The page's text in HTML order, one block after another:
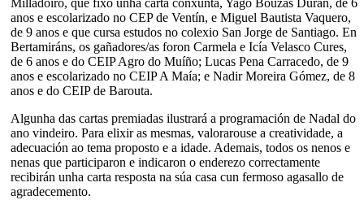
anos e escolarizado no CEP de Ventín, e Miguel Bautista Vaquero,
de 9 anos e que cursa estudos no colexio San Jorge de Santiago. En
Bertamiráns, os gañadores/as foron Carmela e Icía Velasco Cures,
de 6 anos e do CEIP Agro do Muíño; Lucas Pena Carracedo, de 9
anos e escolarizado no CEIP A Maía; e Nadir Moreira Gómez, de 8
anos e do CEIP de Barouta.
Algunha das cartas premiadas ilustrará a programación de Nadal do
ano vindeiro. Para elixir as mesmas, valorarouse a creatividade, a
adecuación ao tema proposto e a idade. Ademais, todos os nenos e
nenas que participaron e indicaron o enderezo correctamente
recibirán unha carta resposta na súa casa cun fermoso agasallo de
agradecemento.